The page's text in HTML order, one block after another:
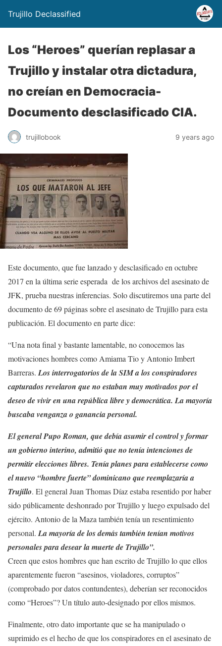
Trujillo Declassified
Los “Heroes” querían replasar a
Trujillo y instalar otra dictadura,
no creían en Democracia-
Documento desclasificado CIA.
trujillobook 9 years ago
Este documento, que fue lanzado y desclasificado en octubre
2017 en la última serie esperada de los archivos del asesinato de
JFK, prueba nuestras inferencias. Solo discutiremos una parte del
documento de 69 páginas sobre el asesinato de Trujillo para esta
publicación. El documento en parte dice:
“Una nota final y bastante lamentable, no conocemos las
motivaciones hombres como Amiama Tio y Antonio Imbert
Barreras. Los interrogatorios de la SIM a los conspiradores
capturados revelaron que no estaban muy motivados por el
deseo de vivir en una república libre y democrática. La mayoría
buscaba venganza o ganancia personal.
El general Pupo Roman, que debía asumir el control y formar
un gobierno interino, admitió que no tenía intenciones de
permitir elecciones libres. Tenía planes para establecerse como
el nuevo “hombre fuerte” dominicano que reemplazaría a
Trujillo. El general Juan Thomas Díaz estaba resentido por haber
sido públicamente deshonrado por Trujillo y luego expulsado del
ejército. Antonio de la Maza también tenía un resentimiento
personal. La mayoría de los demás también tenían motivos
personales para desear la muerte de Trujillo”.
Creen que estos hombres que han escrito de Trujillo lo que ellos
aparentemente fueron “asesinos, violadores, corruptos”
(comprobado por datos contundentes), deberían ser reconocidos
como “Heroes”? Un título auto-designado por ellos mismos.
Finalmente, otro dato importante que se ha manipulado o
suprimido es el hecho de que los conspiradores en el asesinato de